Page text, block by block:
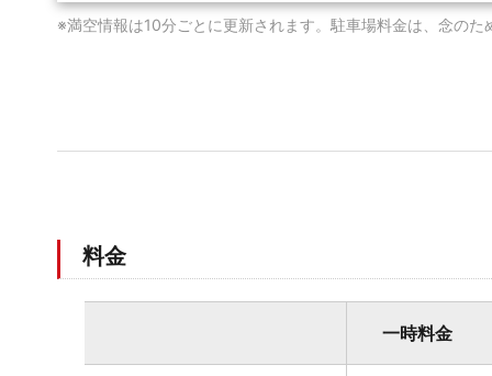
※満空情報は10分ごとに更新されます。駐車場料金は、念の
料金
一時料金